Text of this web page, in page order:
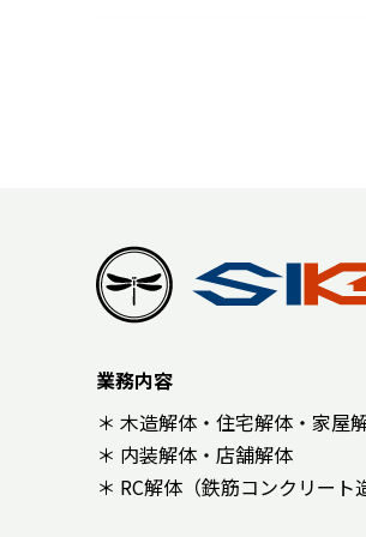
業務内容
＊ 木造解体・住宅解体・家屋
＊ 内装解体・店舗解体
＊ RC解体（鉄筋コンクリート